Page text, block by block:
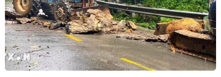
Liên hệ
Giấy phép số: 1374/GP-BTTTT do Bộ Thông tin và Truyền thông
cấp ngày 11/9/2008.